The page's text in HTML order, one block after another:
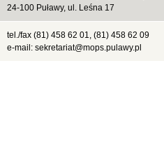
24-100 Puławy, ul. Leśna 17
tel./fax (81) 458 62 01, (81) 458 62 09
e-mail: sekretariat@mops.pulawy.pl